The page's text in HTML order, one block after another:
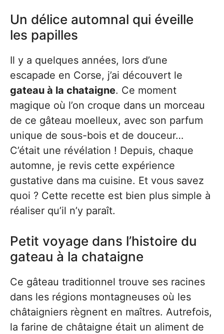
Un délice automnal qui éveille
les papilles
Il y a quelques années, lors d’une
escapade en Corse, j’ai découvert le
gateau à la chataigne. Ce moment
magique où l’on croque dans un morceau
de ce gâteau moelleux, avec son parfum
unique de sous-bois et de douceur…
C’était une révélation ! Depuis, chaque
automne, je revis cette expérience
gustative dans ma cuisine. Et vous savez
quoi ? Cette recette est bien plus simple à
réaliser qu’il n’y paraît.
Petit voyage dans l’histoire du
gateau à la chataigne
Ce gâteau traditionnel trouve ses racines
dans les régions montagneuses où les
châtaigniers règnent en maîtres. Autrefois,
la farine de châtaigne était un aliment de